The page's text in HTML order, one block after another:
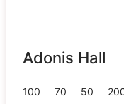
Adonis Hall
100 70 50